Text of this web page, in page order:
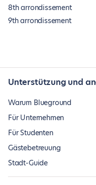
8th arrondissement
9th arrondissement
Unterstützung und
Warum Blueground
Für Unternehmen
Für Studenten
Gästebetreuung
Stadt-Guide